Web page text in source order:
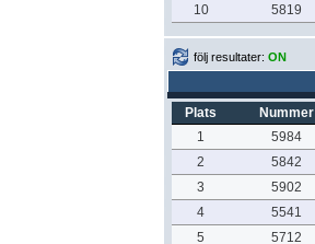
10 5819
följ resultater: ON
Plats Nummer
1
5984
2
5842
3
5902
4
5541
5
5712